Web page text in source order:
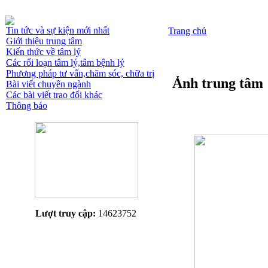
Tin tức và sự kiện mới nhất
Giới thiệu trung tâm
Kiến thức về tâm lý
Các rối loạn tâm lý,tâm bệnh lý
Phương pháp tư vấn,chăm sóc, chữa trị
Bài viết chuyên ngành
Các bài viết trao đổi khác
Thông báo
Lượt truy cập: 14623752
Trang chủ
Ảnh trung tâm